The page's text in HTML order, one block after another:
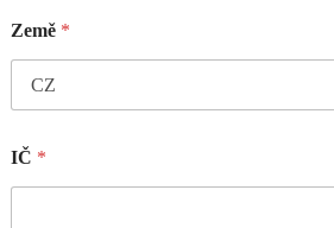
Země *
IČ *